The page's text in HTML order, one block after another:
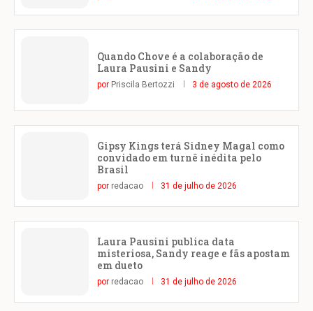
Quando Chove é a colaboração de
Laura Pausini e Sandy
por Priscila Bertozzi 3 de agosto de 2026
Gipsy Kings terá Sidney Magal como
convidado em turnê inédita pelo
Brasil
por redacao 31 de julho de 2026
Laura Pausini publica data
misteriosa, Sandy reage e fãs apostam
em dueto
por redacao 31 de julho de 2026